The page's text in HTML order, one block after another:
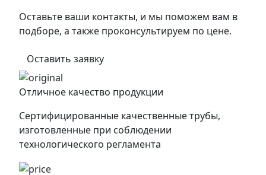
Оставьте ваши контакты, и мы поможем вам в
подборе, а также проконсультируем по цене.
Оставить заявку
Отличное качество продукции
Сертифицированные качественные трубы,
изготовленные при соблюдении
технологического регламента